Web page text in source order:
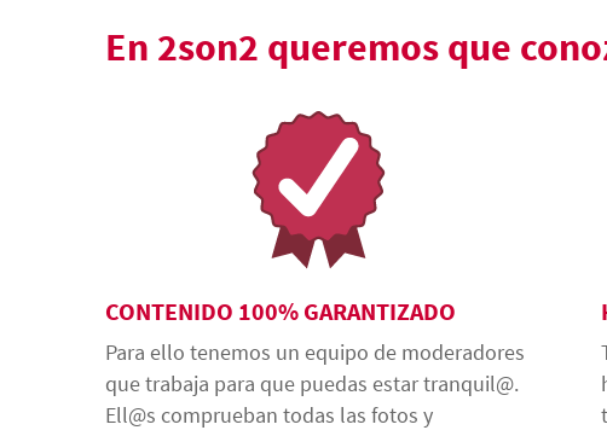
En 2son2 queremos que
CONTENIDO 100% GARANTIZADO
Para ello tenemos un equipo de moderadores
que trabaja para que puedas estar tranquil@.
Ell@s comprueban todas las fotos y